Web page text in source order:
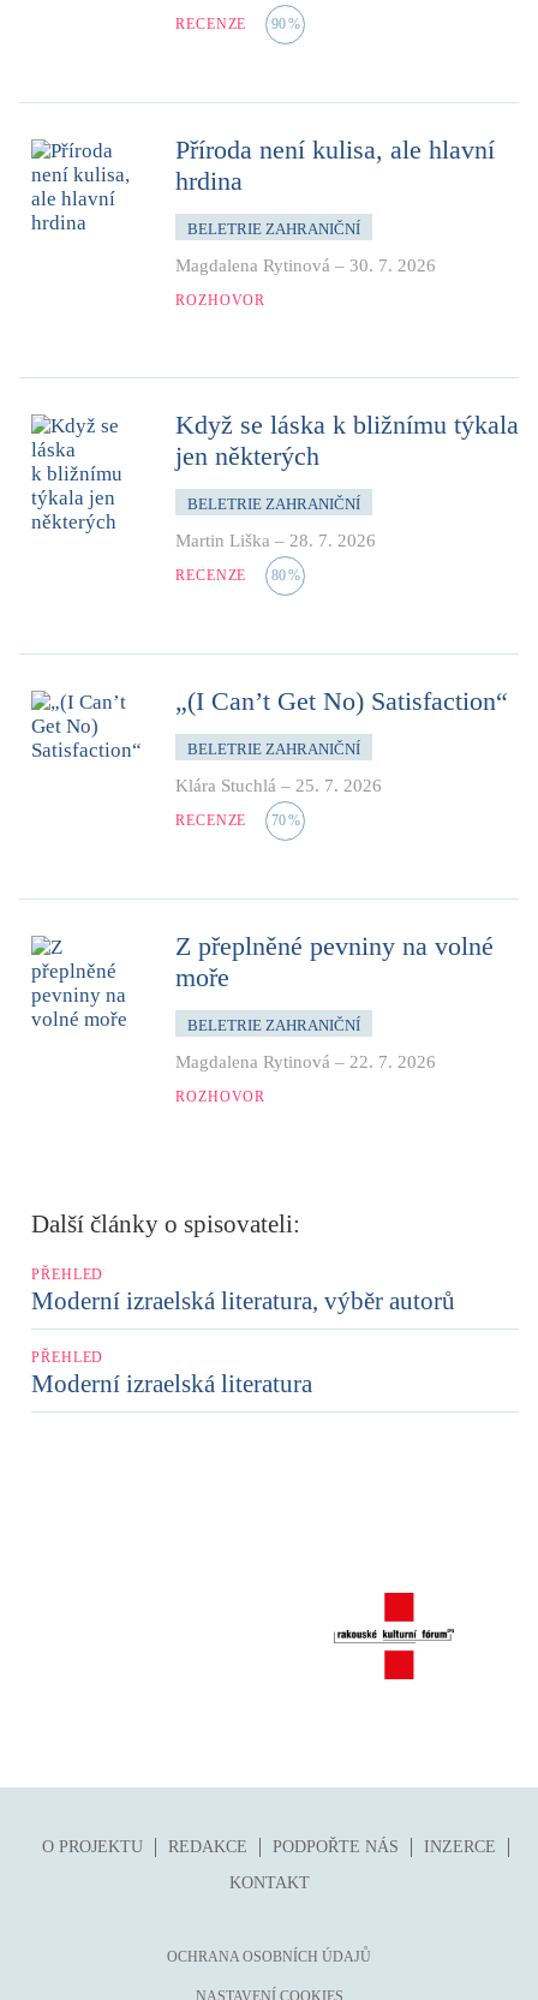
RECENZE 90%
Příroda není kulisa, ale hlavní
hrdina
BELETRIE ZAHRANIČNÍ
Magdalena Rytinová – 30. 7. 2026
ROZHOVOR
Když se láska k bližnímu týkala
jen některých
BELETRIE ZAHRANIČNÍ
Martin Liška – 28. 7. 2026
RECENZE 80%
„(I Can’t Get No) Satisfaction“
BELETRIE ZAHRANIČNÍ
Klára Stuchlá – 25. 7. 2026
RECENZE 70%
Z přeplněné pevniny na volné
moře
BELETRIE ZAHRANIČNÍ
Magdalena Rytinová – 22. 7. 2026
ROZHOVOR
Další články o spisovateli:
PŘEHLED
Moderní izraelská literatura, výběr autorů
PŘEHLED
Moderní izraelská literatura
O PROJEKTU REDAKCE PODPOŘTE NÁS
INZERCE
KONTAKT
OCHRANA OSOBNÍCH ÚDAJŮ
NASTAVENÍ COOKIES